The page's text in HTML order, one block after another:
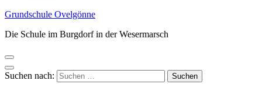
Grundschule Ovelgönne
Die Schule im Burgdorf in der Wesermarsch
Suchen nach: